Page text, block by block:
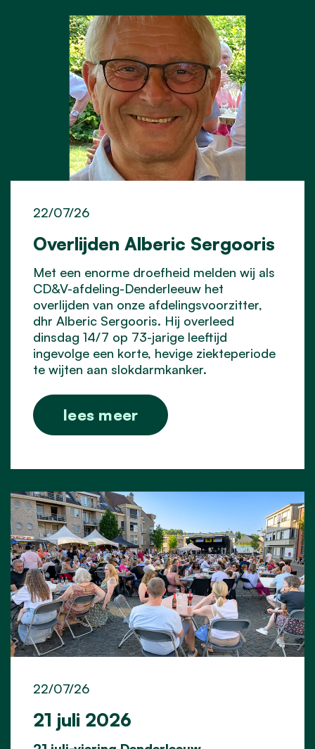
Overlijden Alberic Sergooris
22/07/26
Met een enorme droefheid melden wij als
CD&V-afdeling-Denderleeuw het
overlijden van onze afdelingsvoorzitter,
dhr Alberic Sergooris. Hij overleed
dinsdag 14/7 op 73-jarige leeftijd
ingevolge een korte, hevige ziekteperiode
te wijten aan slokdarmkanker.
lees meer
21 juli 2026
22/07/26